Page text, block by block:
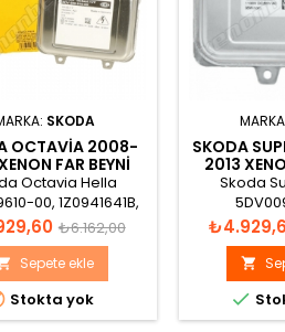
SKODA
OCTAVIA 2008-
FAR BEYNI
1Z0941641B
Octavia Hella
00, 1Z0941641B,
641 B Xenon Far
Beyni
Normal
fiyat
₺6.162,00
Sepete ekle
Stokta yok
SKODA
2013
Skoda
Xenon
Fiyat

